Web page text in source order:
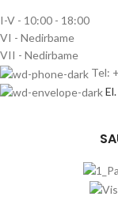
I-V - 10:00 - 18:00
VI - Nedirbame
VII - Nedirbame
Tel: